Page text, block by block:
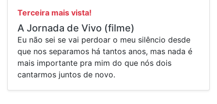
Terceira mais vista!
A Jornada de Vivo (filme)
Eu não sei se vai perdoar o meu silêncio desde
que nos separamos há tantos anos, mas nada é
mais importante pra mim do que nós dois
cantarmos juntos de novo.